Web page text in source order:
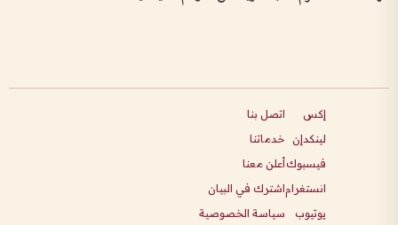
إكس
لينكدإن
فيسبوك
انستغرام
يوتيوب
اتصل بنا
خدماتنا
أعلن معنا
اشترك في البيان
سياسة الخصوصية